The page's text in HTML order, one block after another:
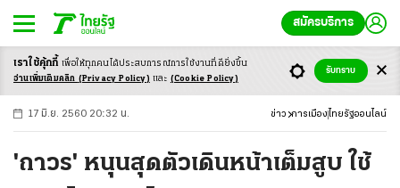
สมัครบริการ
-ก ก ก+
17 มิ.ย. 2560 20:32 น. ข่าว การเมือง ไทยรัฐออนไลน์
'ถาวร' หนุนสุดตัวเดินหน้าเต็มสูบ ใช้
เราใช้คุ้กกี้ เพื่อให้ทุกคนได้ประสบการณ์การใช้งานที่ดียิ่งขึ้น
อ่านเพิ่มเติมคลิก (Privacy Policy) และ (Cookie Policy)
รับทราบ